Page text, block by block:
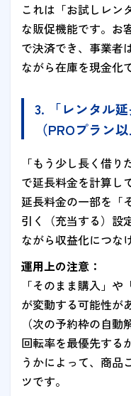
これは「お試しレン
な販促機能です。お
で決済でき、事業者
ながら在庫を現金化
3. 「レンタル
（PROプラン以
「もう少し長く借
で延長料金を計算し
延長料金の一部を「
引く（充当する）設
ながら収益化につな
運用上の注意：
「そのまま購入」
が変動する可能性が
（次の予約枠の自動
回転率を最優先する
うかによって、商品
ツです。